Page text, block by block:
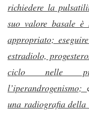
richiedere la
suo valore basale
appropriato;
estradiolo,
ciclo nelle
l’iperandrogenismo;
una radiografia